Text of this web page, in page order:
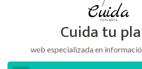
Intro)
Cuida tu
web especializada en